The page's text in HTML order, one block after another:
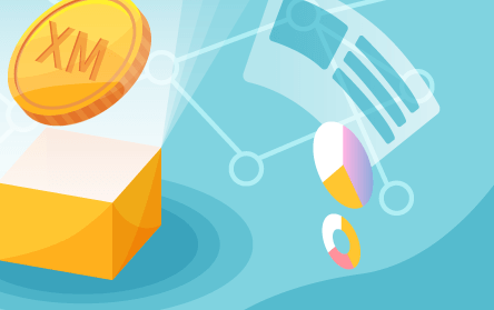
開催期間：2026.8.7～2026.8.28
Vantage Trading 月次トレードコンテスト
「Vantage Cup SEASON#02」